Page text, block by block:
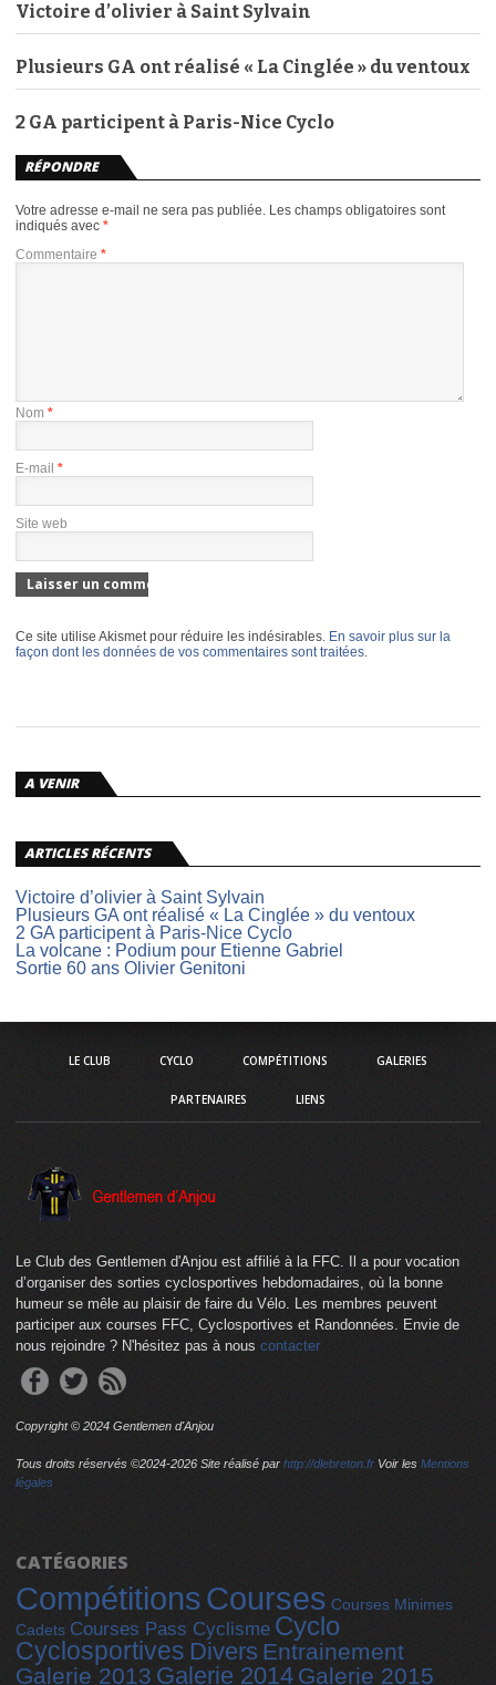
Victoire d’olivier à Saint Sylvain
Plusieurs GA ont réalisé « La Cinglée » du ventoux
2 GA participent à Paris-Nice Cyclo
RÉPONDRE
Votre adresse e-mail ne sera pas publiée. Les champs obligatoires sont
indiqués avec *
Commentaire *
Nom *
E-mail *
Site web
Ce site utilise Akismet pour réduire les indésirables. En savoir plus sur la
façon dont les données de vos commentaires sont traitées.
A VENIR
ARTICLES RÉCENTS
Victoire d’olivier à Saint Sylvain
Plusieurs GA ont réalisé « La Cinglée » du ventoux
2 GA participent à Paris-Nice Cyclo
La volcane : Podium pour Etienne Gabriel
Sortie 60 ans Olivier Genitoni
LE CLUB CYCLO COMPÉTITIONS GALERIES
PARTENAIRES LIENS
Le Club des Gentlemen d'Anjou est affilié à la FFC. Il a pour vocation
d’organiser des sorties cyclosportives hebdomadaires, où la bonne
humeur se mêle au plaisir de faire du Vélo. Les membres peuvent
participer aux courses FFC, Cyclosportives et Randonnées. Envie de
nous rejoindre ? N'hésitez pas à nous contacter
Copyright © 2024 Gentlemen d'Anjou
Tous droits réservés ©2024-2026 Site réalisé par http://dlebreton.fr Voir les Mentions
légales
CATÉGORIES
CompétitionsCourses Courses Minimes
Cadets Courses Pass Cyclisme Cyclo
Cyclosportives Divers Entrainement
Galerie 2013 Galerie 2014 Galerie 2015